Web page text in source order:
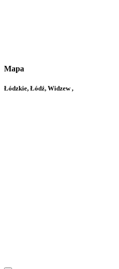
Mapa
Łódzkie, Łódź, Widzew ,